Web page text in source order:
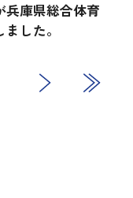
兵庫県総合体育
した。